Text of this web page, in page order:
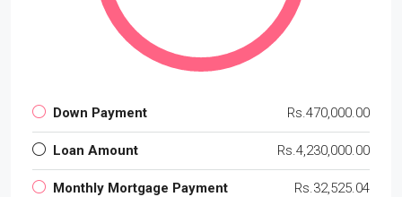
Down Payment Rs.470,000.00
Loan Amount Rs.4,230,000.00
Monthly Mortgage Payment Rs.32,525.04